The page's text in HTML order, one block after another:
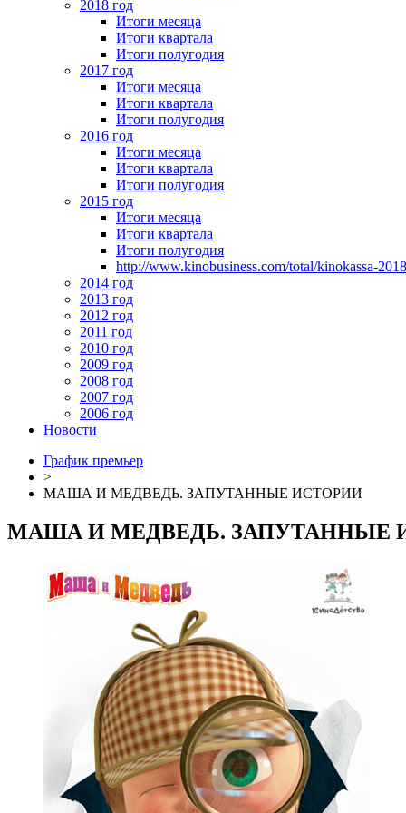
2018 год
Итоги месяца
Итоги квартала
Итоги полугодия
2017 год
Итоги месяца
Итоги квартала
Итоги полугодия
2016 год
Итоги месяца
Итоги квартала
Итоги полугодия
2015 год
Итоги месяца
Итоги квартала
Итоги полугодия
http://www.kinobusiness.com/total/kinokassa-
2014 год
2013 год
2012 год
2011 год
2010 год
2009 год
2008 год
2007 год
2006 год
Новости
График премьер
>
МАША И МЕДВЕДЬ. ЗАПУТАННЫЕ ИСТОРИИ
МАША И МЕДВЕДЬ. ЗАПУТАННЫЕ